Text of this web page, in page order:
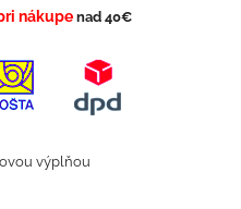
nákupe nad 40€
výplňou